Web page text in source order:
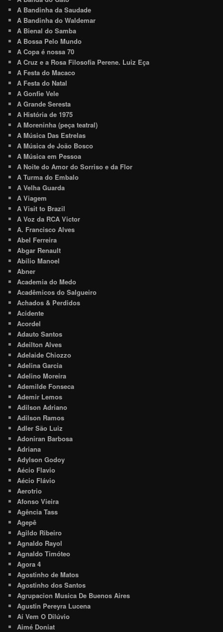
A Bandinha da Saudade
A Bandinha do Waldemar
A Bienal do Samba
A Bossa Pelo Mundo
A Copa é nossa 70
A Cruz e a Rosa Filosofia Perene. Luiz Eça
A Festa do Macaco
A Festa do Natal
A Gonfie Vele
A Grande Seresta
A História de 1975
A Moreninha (peça teatral)
A Música Das Estrelas
A Música de João Bosco
A Música em Pessoa
A Noite do Amor do Sorriso e da Flor
A Turma do Embalo
A Velha Guarda
A Viagem
A Visit to Brazil
A Voz da RCA Victor
A. Francisco Alves
Abel Ferreira
Abgar Renault
Abílio Manoel
Abner
Academia do Medo
Acadêmicos do Salgueiro
Achados & Perdidos
Acidente
Acordel
Adauto Santos
Adeilton Alves
Adelaide Chiozzo
Adelina Garcia
Adelino Moreira
Ademilde Fonseca
Ademir Lemos
Adilson Adriano
Adilson Ramos
Adler São Luiz
Adoniran Barbosa
Adriana
Adylson Godoy
Aécio Flavio
Aécio Flávio
Aerotrio
Afonso Vieira
Agência Tass
Agepê
Agildo Ribeiro
Agnaldo Rayol
Agnaldo Timóteo
Agora 4
Agostinho de Matos
Agostinho dos Santos
Agrupacion Musica De Buenos Aires
Agustin Pereyra Lucena
Aí Vem O Dilúvio
Aimé Doniat